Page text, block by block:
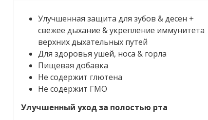
Улучшенная защита для зубов & десен +
свежее дыхание & укрепление иммунитета
верхних дыхательных путей
Для здоровья ушей, носа & горла
Пищевая добавка
Не содержит глютена
Не содержит ГМО
Улучшенный уход за полостью рта